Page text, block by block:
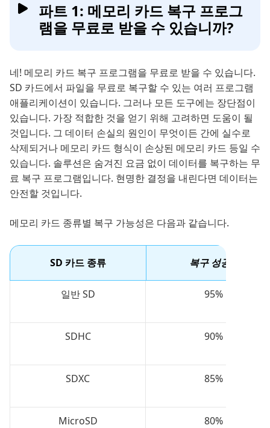
파트 1: 메모리 카드 복구 프로그
램을 무료로 받을 수 있습니까?
네! 메모리 카드 복구 프로그램을 무료로 받을 수 있습니다.
SD 카드에서 파일을 무료로 복구할 수 있는 여러 프로그램
애플리케이션이 있습니다. 그러나 모든 도구에는 장단점이
있습니다. 가장 적합한 것을 얻기 위해 고려하면 도움이 될
것입니다. 그 데이터 손실의 원인이 무엇이든 간에 실수로
삭제되거나 메모리 카드 형식이 손상된 메모리 카드 등일 수
있습니다. 솔루션은 숨겨진 요금 없이 데이터를 복구하는 무
료 복구 프로그램입니다. 현명한 결정을 내린다면 데이터는
안전할 것입니다.
메모리 카드 종류별 복구 가능성은 다음과 같습니다.
SD 카드 종류 복구 성공률
일반 SD 95%
SDHC 90%
SDXC 85%
MicroSD 80%